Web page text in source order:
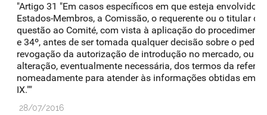
"Artigo 31 "Em casos específicos em que esteja envolvido
Estados-Membros, a Comissão, o requerente ou o titular
questão ao Comité, com vista à aplicação do
e 34º, antes de ser tomada qualquer decisão sobre o
revogação da autorização de introdução no mercado, ou
alteração, eventualmente necessária, dos termos da
nomeadamente para atender às informações obtidas em
IX.""
28/07/2016